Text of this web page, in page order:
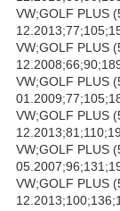
VW;GOLF PLUS
VW;GOLF PLUS
VW;GOLF PLUS
VW;GOLF PLUS
VW;GOLF PLUS
VW;GOLF PLUS